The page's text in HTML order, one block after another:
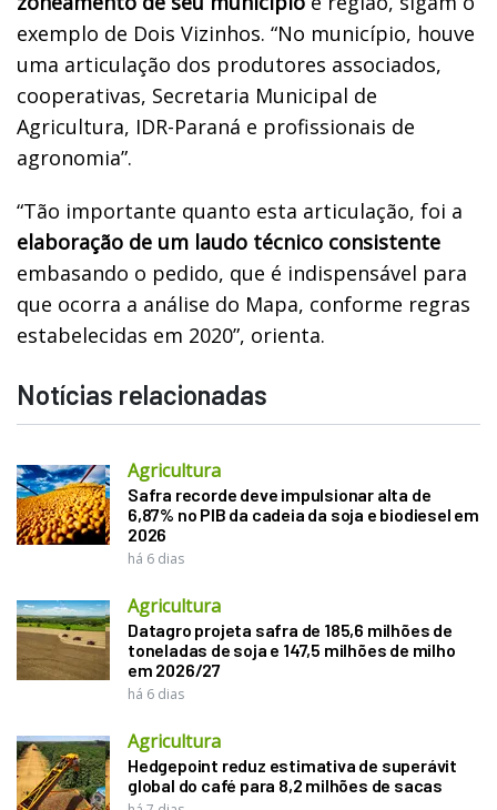
exemplo de Dois Vizinhos. “No município, houve
uma articulação dos produtores associados,
cooperativas, Secretaria Municipal de
Agricultura, IDR-Paraná e profissionais de
agronomia”.
“Tão importante quanto esta articulação, foi a
elaboração de um laudo técnico consistente
embasando o pedido, que é indispensável para
que ocorra a análise do Mapa, conforme regras
estabelecidas em 2020”, orienta.
Notícias relacionadas
Agricultura
Safra recorde deve impulsionar alta de
6,87% no PIB da cadeia da soja e biodiesel em
2026
há 6 dias
Agricultura
Datagro projeta safra de 185,6 milhões de
toneladas de soja e 147,5 milhões de milho
em 2026/27
há 6 dias
Agricultura
Hedgepoint reduz estimativa de superávit
global do café para 8,2 milhões de sacas